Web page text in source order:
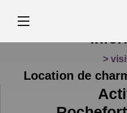
>
Location de